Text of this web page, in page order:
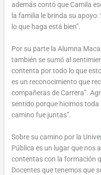
además contó que Camila
la familia le brinda su
lo que haga está bien”.
Por su parte la Alumna
también se sumó al
contenta por todo lo que
es un reconocimiento que
compañeras de Carrera”.
sentido porque hicimos
camino fue juntas”.
Sobre su camino por la
Pública es un lugar que nos
contentas con la formación
Docentes que tenemos que